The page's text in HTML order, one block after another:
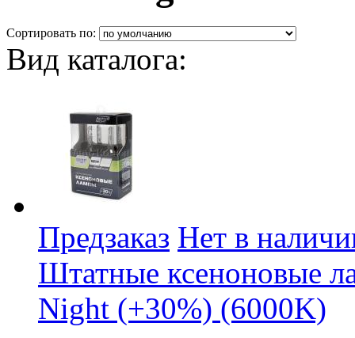
Сортировать по:
Вид каталога:
Предзаказ Нет в
Штатные ксеноновые
Night (+30%) (6000K)